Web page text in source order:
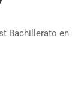
Bachillerato